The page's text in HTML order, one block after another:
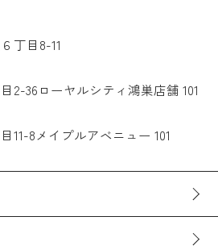
丁目8-11
2-36ローヤルシティ鴻巣店舗 101
11-8メイプルアベニュー 101